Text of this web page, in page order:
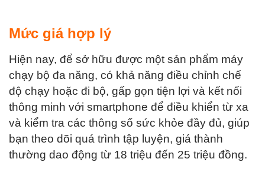
Mức giá hợp lý
Hiện nay, để sở hữu được một sản phẩm máy
chạy bộ đa năng, có khả năng điều chỉnh chế
độ chạy hoặc đi bộ, gấp gọn tiện lợi và kết nối
thông minh với smartphone để điều khiển từ xa
và kiểm tra các thông số sức khỏe đầy đủ, giúp
bạn theo dõi quá trình tập luyện, giá thành
thường dao động từ 18 triệu đến 25 triệu đồng.